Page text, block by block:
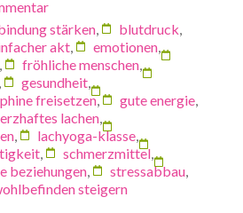
stärken blutdruck
akt emotionen
fröhliche menschen
gesundheit
freisetzen, gute energie
lachen
lachyoga-klasse
schmerzmittel
beziehungen stressabbau
steigern